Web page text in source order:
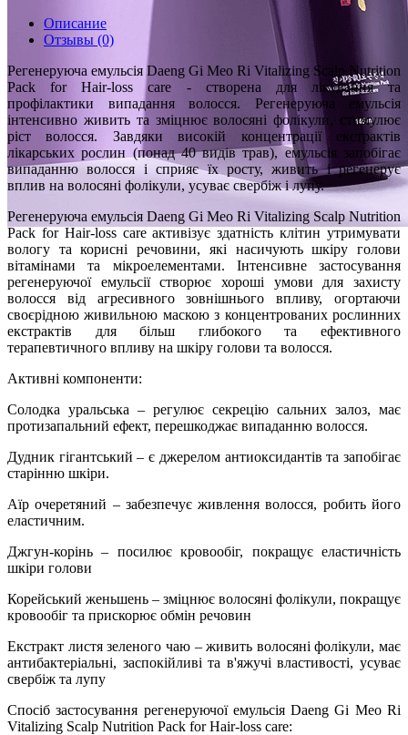
Описание
Отзывы (0)
Регенеруюча емульсія Daeng Gi Meo Ri Vitalizing Scalp Nutrition
Pack for Hair-loss care - створена для лікування та
профілактики випадання волосся. Регенеруюча емульсія
інтенсивно живить та зміцнює волосяні фолікули, стимулює
ріст волосся. Завдяки високій концентрації екстрактів
лікарських рослин (понад 40 видів трав), емульсія запобігає
випаданню волосся і сприяє їх росту, живить і регенерує
вплив на волосяні фолікули, усуває свербіж і лупу.
Регенеруюча емульсія Daeng Gi Meo Ri Vitalizing Scalp Nutrition
Pack for Hair-loss care активізує здатність клітин утримувати
вологу та корисні речовини, які насичують шкіру голови
вітамінами та мікроелементами. Інтенсивне застосування
регенеруючої емульсії створює хороші умови для захисту
волосся від агресивного зовнішнього впливу, огортаючи
своєрідною живильною маскою з концентрованих рослинних
екстрактів для більш глибокого та ефективного
терапевтичного впливу на шкіру голови та волосся.
Активні компоненти:
Солодка уральська – регулює секрецію сальних залоз, має
протизапальний ефект, перешкоджає випаданню волосся.
Дудник гігантський – є джерелом антиоксидантів та запобігає
старінню шкіри.
Аїр очеретяний – забезпечує живлення волосся, робить його
еластичним.
Джгун-корінь – посилює кровообіг, покращує еластичність
шкіри голови
Корейський женьшень – зміцнює волосяні фолікули, покращує
кровообіг та прискорює обмін речовин
Екстракт листя зеленого чаю – живить волосяні фолікули, має
антибактеріальні, заспокійливі та в'яжучі властивості, усуває
свербіж та лупу
Спосіб застосування регенеруючої емульсія Daeng Gi Meo Ri
Vitalizing Scalp Nutrition Pack for Hair-loss care: